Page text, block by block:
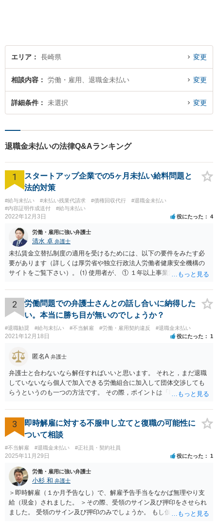
エリア 長崎県 変更
相談内容 労働・雇用、退職金未払い 変更
詳細条件 未選択 変更
退職金未払いの法律Q&Aランキング
1
スタートアップ企業での5ヶ月未払い給料問題と
法的対策
#給与未払い #未払い残業代請求 #債権回収代行
#退職金未払い
#内容証明作成送付
#給与未払い
2022年12月3日 役にたった 4
労働・雇用に強い弁護士
清水 卓 弁護士
未払賃金立替払制度の適用を受けるためには、以下の要件をみたす必
要があります（詳しくは厚労省や独立行政法人労働者健康安全機構の
サイトをご覧下さい）。 ⑴ 使用者が、 ① １年以上事業活動を行って
産管財人等に倒産の事実等を証明してもらう必要あり。 •事実上の倒産
（中小企業について、事業活動が停止し、再開する見込みがなく、賃
金支払能力がない場合） → 労働基準監督署長の認定が必要。 (2) 労働
者が、倒産について裁判所への申立て等（法律上の倒産の場合）又は
労働基準監督署への認定申請（事実上の倒産の場合）が行われた日の
６か月前の日から２年の間に退職した者であること 事実上の倒産の場
合、そもそも、労働基準監督署長の認定を要するため、申請•認定に相
応の時間を要します。また、事業活動の停止•再開見込み等につき会社
側の抵抗が予想され、認定に至らない事態も想定されます。 また、労
働基準監督署へ申告なされているとのことですが、労働基準監督署が
行うのは、原則として、会社への指導や是正勧告のため、未払い賃金
の支払いを会社に強制する措置までは行うことができないという実情
があります。 そのため、退職の意思を既に会社に表明しているのであ
れば、未払賃金の支払を求める労働審判や労働訴訟などの方法に切り
替えることを検討された方が適切なように思います（とろうとされて
いる主題と会社の実態とがマッチしていないように思われます）。 一
度、雇用契約書や就業規則などを持参の上、弁護士に直接相談されて
みてはいかがでしょうか。
2
労働問題での弁護士さんとの話し合いに納得した
い。本当に勝ち目が無いのでしょうか？
#退職勧奨 #給与未払い #不当解雇 #労働・雇用契約違反 #退職金未払い
2021年12月18日 役にたった 1
匿名A 弁護士
弁護士と合わないなら解任すればいいと思います。 それと，まだ退職
していないなら個人で加入できる労働組合に加入して団体交渉しても
らうというのも一つの方法です。 その際，ポイントは「職場復帰の労
ません。 「北海道 個人加盟 労働組合」と検索すると相談窓口が出
てきますので一度相談してみてはどうでしょうか。
3
即時解雇に対する不服申し立てと復職の可能性に
ついて相談
#不当解雇 #退職金未払い #正社員・契約社員
2025年11月29日 役にたった 1
労働・雇用に強い弁護士
小杉 和 弁護士
＞即時解雇（１か月予告なし）で、解雇予告手当をなかば無理やり支
給（現金）されました。 ＞その際、受領のサイン及び押印をさせられ
ました。 受領のサイン及び押印のみでしょうか。 もし仮に自らの意思